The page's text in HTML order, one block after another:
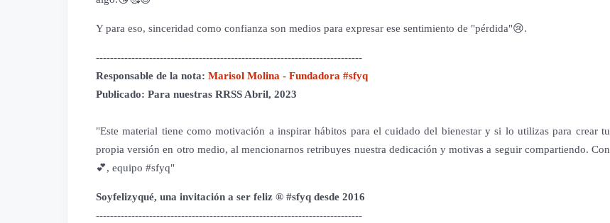
Y para eso, sinceridad como confianza son medios para expresar ese sentimiento de "pérdida"😢.
---------------------------------------------------------------------------
Responsable de la nota: Marisol Molina - Fundadora #sfyq
Publicado: Para nuestras RRSS Abril, 2023
"Este material tiene como motivación a inspirar hábitos para el cuidado del bienestar y si lo utilizas para crear tu
propia versión en otro medio, al mencionarnos retribuyes nuestra dedicación y motivas a seguir compartiendo. Con
💕, equipo #sfyq"
Soyfelizyqué, una invitación a ser feliz ® #sfyq desde 2016
---------------------------------------------------------------------------